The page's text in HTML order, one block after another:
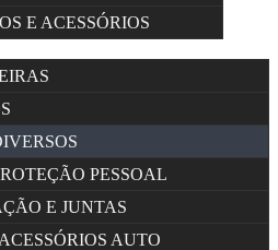
E ACESSÓRIOS
PESSOAL
E JUNTAS
AUTO